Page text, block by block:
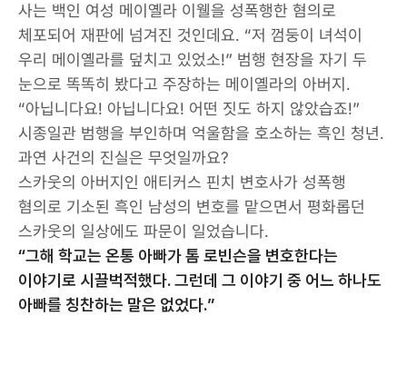
사는 백인 여성 메이옐라 이웰을 성폭행한 혐의로
체포되어 재판에 넘겨진 것인데요. “저 껌둥이 녀석이
우리 메이옐라를 덮치고 있었소!” 범행 현장을 자기 두
눈으로 똑똑히 봤다고 주장하는 메이옐라의 아버지.
“아닙니다요! 아닙니다요! 어떤 짓도 하지 않았습죠!”
시종일관 범행을 부인하며 억울함을 호소하는 흑인 청년.
과연 사건의 진실은 무엇일까요?
스카웃의 아버지인 애티커스 핀치 변호사가 성폭행
혐의로 기소된 흑인 남성의 변호를 맡으면서 평화롭던
스카웃의 일상에도 파문이 일었습니다.
“그해 학교는 온통 아빠가 톰 로빈슨을 변호한다는
이야기로 시끌벅적했다. 그런데 그 이야기 중 어느 하나도
아빠를 칭찬하는 말은 없었다.”